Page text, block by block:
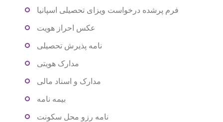
فرم پرشده درخواست ویزای تحصیلی اسپانیا
عکس احراز هویت
نامه پذیرش تحصیلی
مدارک هویتی
مدارک و اسناد مالی
بیمه نامه
نامه رزو محل سکونت